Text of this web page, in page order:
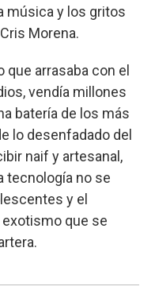
música y los gritos
Morena.
arrasaba con el
vendía millones
batería de los más
lo desenfadado del
naif y artesanal,
tecnología no se
y el
que se